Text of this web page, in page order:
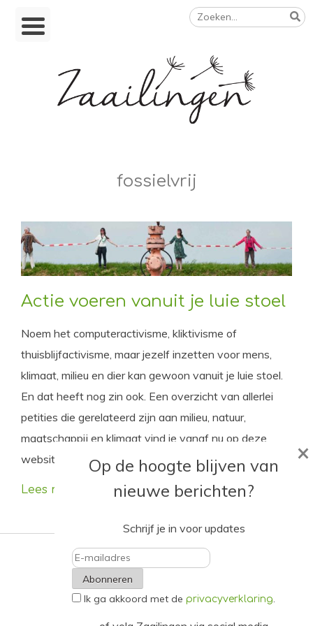
Skip
Zoeken
naar:
fossielvrij
Actie voeren vanuit je luie stoel
Noem het computeractivisme, kliktivisme of
thuisblijfactivisme, maar jezelf inzetten voor mens,
klimaat, milieu en dier kan gewoon vanuit je luie stoel.
En dat heeft nog zin ook. Een overzicht van allerlei
petities die gerelateerd zijn aan milieu, natuur,
maatschappij en klimaat vind je vanaf nu op deze
website en op Facebook.
Lees meer
Op de hoogte blijven van
nieuwe berichten?
Schrijf je in voor updates
E-
mailadres
Ik ga akkoord met de privacyverklaring.
×